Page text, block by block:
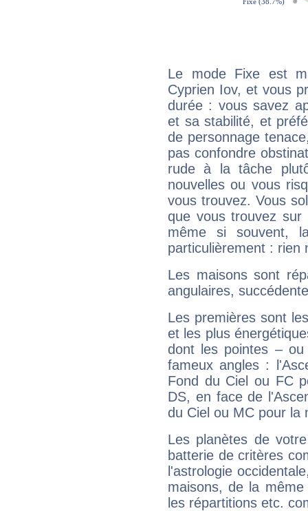
Le mode Fixe est
Cyprien Iov, et vous
durée : vous savez
et sa stabilité, et
de personnage
pas confondre
rude à la tâche
nouvelles ou vous
vous trouvez. Vous
que vous trouvez
même si souvent,
particulièrement : rien
Les maisons sont
angulaires,
Les premières sont
et les plus
dont les pointes –
fameux angles :
Fond du Ciel ou FC
DS, en face de
du Ciel ou MC pour la
Les planètes de
batterie de critères
l'astrologie
maisons, de la
les répartitions etc.